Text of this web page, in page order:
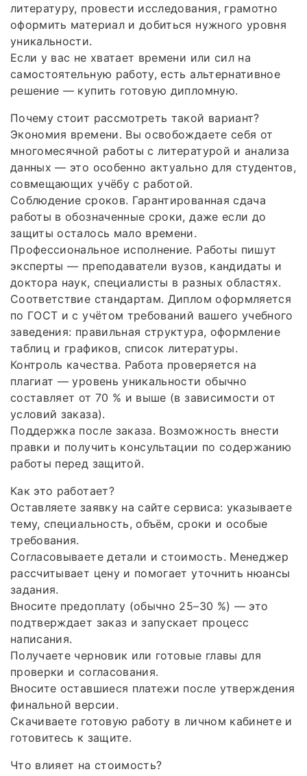
литературу, провести исследования, грамотно
оформить материал и добиться нужного уровня
уникальности.
Если у вас не хватает времени или сил на
самостоятельную работу, есть альтернативное
решение — купить готовую дипломную.
Почему стоит рассмотреть такой вариант?
Экономия времени. Вы освобождаете себя от
многомесячной работы с литературой и анализа
данных — это особенно актуально для студентов,
совмещающих учёбу с работой.
Соблюдение сроков. Гарантированная сдача
работы в обозначенные сроки, даже если до
защиты осталось мало времени.
Профессиональное исполнение. Работы пишут
эксперты — преподаватели вузов, кандидаты и
доктора наук, специалисты в разных областях.
Соответствие стандартам. Диплом оформляется
по ГОСТ и с учётом требований вашего учебного
заведения: правильная структура, оформление
таблиц и графиков, список литературы.
Контроль качества. Работа проверяется на
плагиат — уровень уникальности обычно
составляет от 70 % и выше (в зависимости от
условий заказа).
Поддержка после заказа. Возможность внести
правки и получить консультации по содержанию
работы перед защитой.
Как это работает?
Оставляете заявку на сайте сервиса: указываете
тему, специальность, объём, сроки и особые
требования.
Согласовываете детали и стоимость. Менеджер
рассчитывает цену и помогает уточнить нюансы
задания.
Вносите предоплату (обычно 25–30 %) — это
подтверждает заказ и запускает процесс
написания.
Получаете черновик или готовые главы для
проверки и согласования.
Вносите оставшиеся платежи после утверждения
финальной версии.
Скачиваете готовую работу в личном кабинете и
готовитесь к защите.
Что влияет на стоимость?